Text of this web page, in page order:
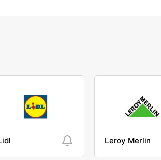
Leroy Merlin